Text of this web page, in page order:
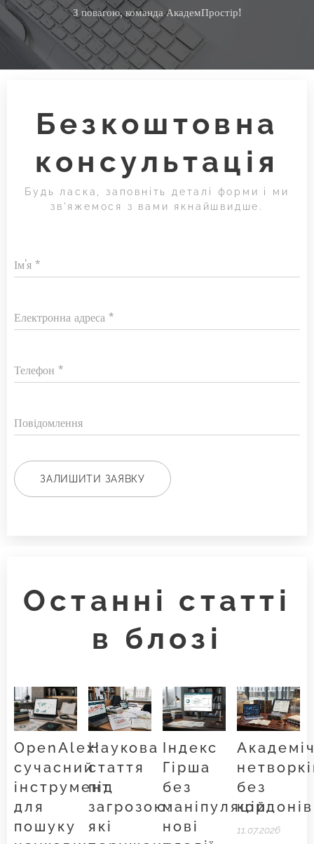
З повагою, команда АкадемПростір!
Безкоштовна
консультація
Будь ласка, заповніть деталі форми і ми
зв'яжемося з вами якнайшвидше.
Ім'я
Електронна адреса
Телефон
Повідомлення
ЗАЛИШИТИ ЗАЯВКУ
Останні статті
в блозі
OpenAlex:
сучасний
інструмент
для
пошуку
Наукова
стаття
під
загрозою:
які
Індекс
Гірша
без
маніпуляцій:
нові
без
кордонів
11.07.2026